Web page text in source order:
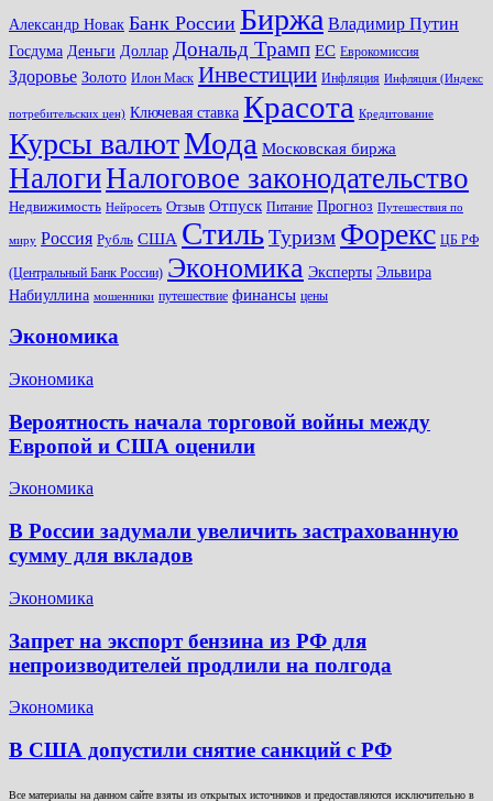
Александр Новак Банк России Биржа Владимир Путин
Госдума Деньги Доллар Дональд Трамп ЕС Еврокомиссия
Здоровье Золото Илон Маск Инвестиции Инфляция Инфляция (Индекс
потребительских цен) Ключевая ставка Красота Кредитование
Курсы валютМода Московская биржа
НалогиНалоговое законодательство
Недвижимость Нейросеть Отзыв Отпуск Питание Прогноз Путешествия по
миру Россия Рубль США СтильТуризм Форекс ЦБ РФ
(Центральный Банк России) Экономика Эксперты Эльвира
Набиуллина мошенники путешествие финансы цены
Экономика
Экономика
Вероятность начала торговой войны между
Европой и США оценили
Экономика
В России задумали увеличить застрахованную
сумму для вкладов
Экономика
Запрет на экспорт бензина из РФ для
непроизводителей продлили на полгода
Экономика
В США допустили снятие санкций с РФ
Все материалы на данном сайте взяты из открытых источников и предоставляются исключительно в